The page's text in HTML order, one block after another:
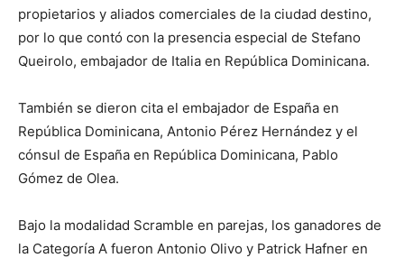
propietarios y aliados comerciales de la ciudad destino,
por lo que contó con la presencia especial de Stefano
Queirolo, embajador de Italia en República Dominicana.
También se dieron cita el embajador de España en
República Dominicana, Antonio Pérez Hernández y el
cónsul de España en República Dominicana, Pablo
Gómez de Olea.
Bajo la modalidad Scramble en parejas, los ganadores de
la Categoría A fueron Antonio Olivo y Patrick Hafner en